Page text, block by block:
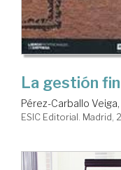
La gestión
Pérez-Carballo Veiga,
ESIC Editorial. Madrid,